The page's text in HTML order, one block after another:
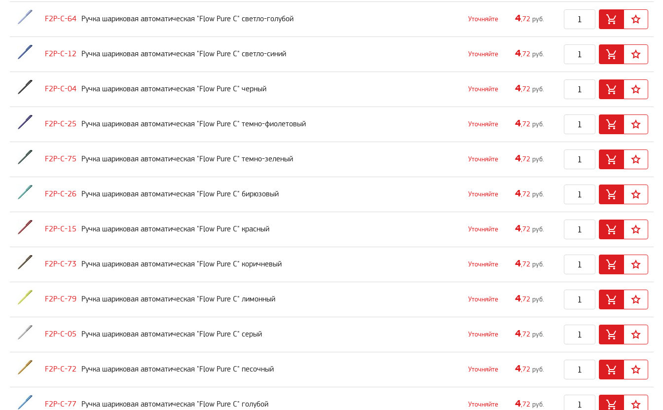
F2P-C-64 Ручка шариковая автоматическая "Flow Pure C" светло-голубой Уточняйте 4,72 руб.
F2P-C-12 Ручка шариковая автоматическая "Flow Pure C" светло-синий Уточняйте 4,72 руб.
F2P-C-04 Ручка шариковая автоматическая "Flow Pure C" черный Уточняйте 4,72 руб.
F2P-C-25 Ручка шариковая автоматическая "Flow Pure C" темно-фиолетовый Уточняйте 4,72 руб.
F2P-C-75 Ручка шариковая автоматическая "Flow Pure C" темно-зеленый Уточняйте 4,72 руб.
F2P-C-26 Ручка шариковая автоматическая "Flow Pure C" бирюзовый Уточняйте 4,72 руб.
F2P-C-15 Ручка шариковая автоматическая "Flow Pure C" красный Уточняйте 4,72 руб.
F2P-C-73 Ручка шариковая автоматическая "Flow Pure C" коричневый Уточняйте 4,72 руб.
F2P-C-79 Ручка шариковая автоматическая "Flow Pure C" лимонный Уточняйте 4,72 руб.
F2P-C-05 Ручка шариковая автоматическая "Flow Pure C" серый Уточняйте 4,72 руб.
F2P-C-72 Ручка шариковая автоматическая "Flow Pure C" песочный Уточняйте 4,72 руб.
F2P-C-77 Ручка шариковая автоматическая "Flow Pure C" голубой Уточняйте 4,72 руб.